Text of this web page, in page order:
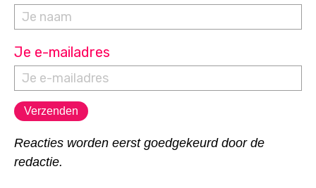
Je e-mailadres
Reacties worden eerst goedgekeurd door de
redactie.